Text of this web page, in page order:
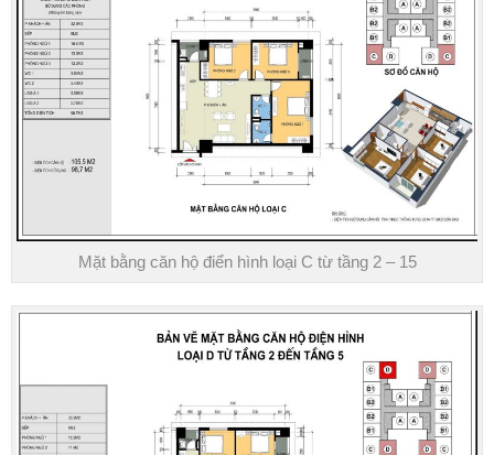
Mặt bằng căn hộ điển hình loại C từ tầng 2 – 15